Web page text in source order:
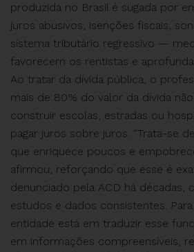
produzida no Brasil é sugada por
juros abusivos, isenções fiscais,
sistema tributário regressivo —
favorecem os rentistas e
Ao tratar da dívida pública, o
mais de 80% do valor da dívida
construir escolas, estradas ou
pagar juros sobre juros. “Trata-se
que enriquece poucos e
afirmou, reforçando que esse é
denunciado pela ACD há décadas,
estudos e dados consistentes.
entidade está em traduzir esse
em informações compreensíveis,